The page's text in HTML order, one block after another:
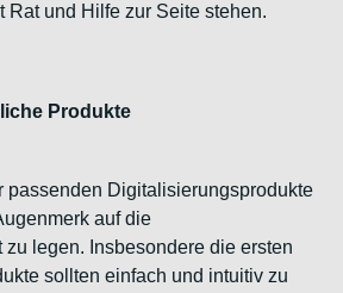
Rat und Hilfe zur Seite stehen.
Produkte
passenden Digitalisierungsprodukte
auf die
zu legen. Insbesondere die ersten
sollten einfach und intuitiv zu